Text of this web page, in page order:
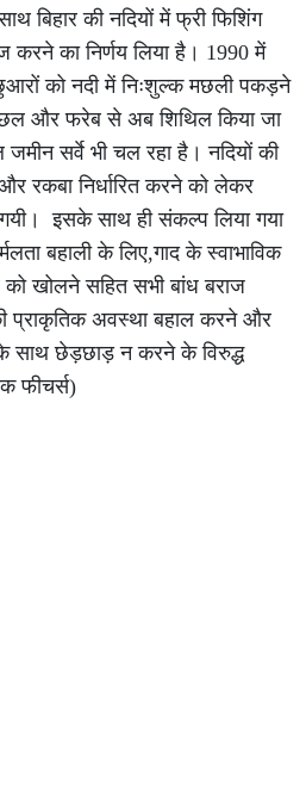
बिहार की नदियों में फ्री फिशिंग
का निर्णय लिया है। 1990 में
को नदी में निःशुल्क मछली पकड़ने
छल और फरेब से अब शिथिल किया जा
सर्वे भी चल रहा है। नदियों की
रकबा निर्धारित करने को लेकर
इसके साथ ही संकल्प लिया गया
बहाली के लिए,गाद के स्वाभाविक
खोलने सहित सभी बांध बराज
प्राकृतिक अवस्था बहाल करने और
साथ छेड़छाड़ न करने के विरुद्ध
फीचर्स)